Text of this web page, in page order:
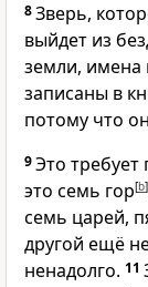
8Зверь,
выйдет из
земли, имена
записаны в
потому что
9Это
это семь гор[b]
семь царей,
другой ещё
ненадолго. 11